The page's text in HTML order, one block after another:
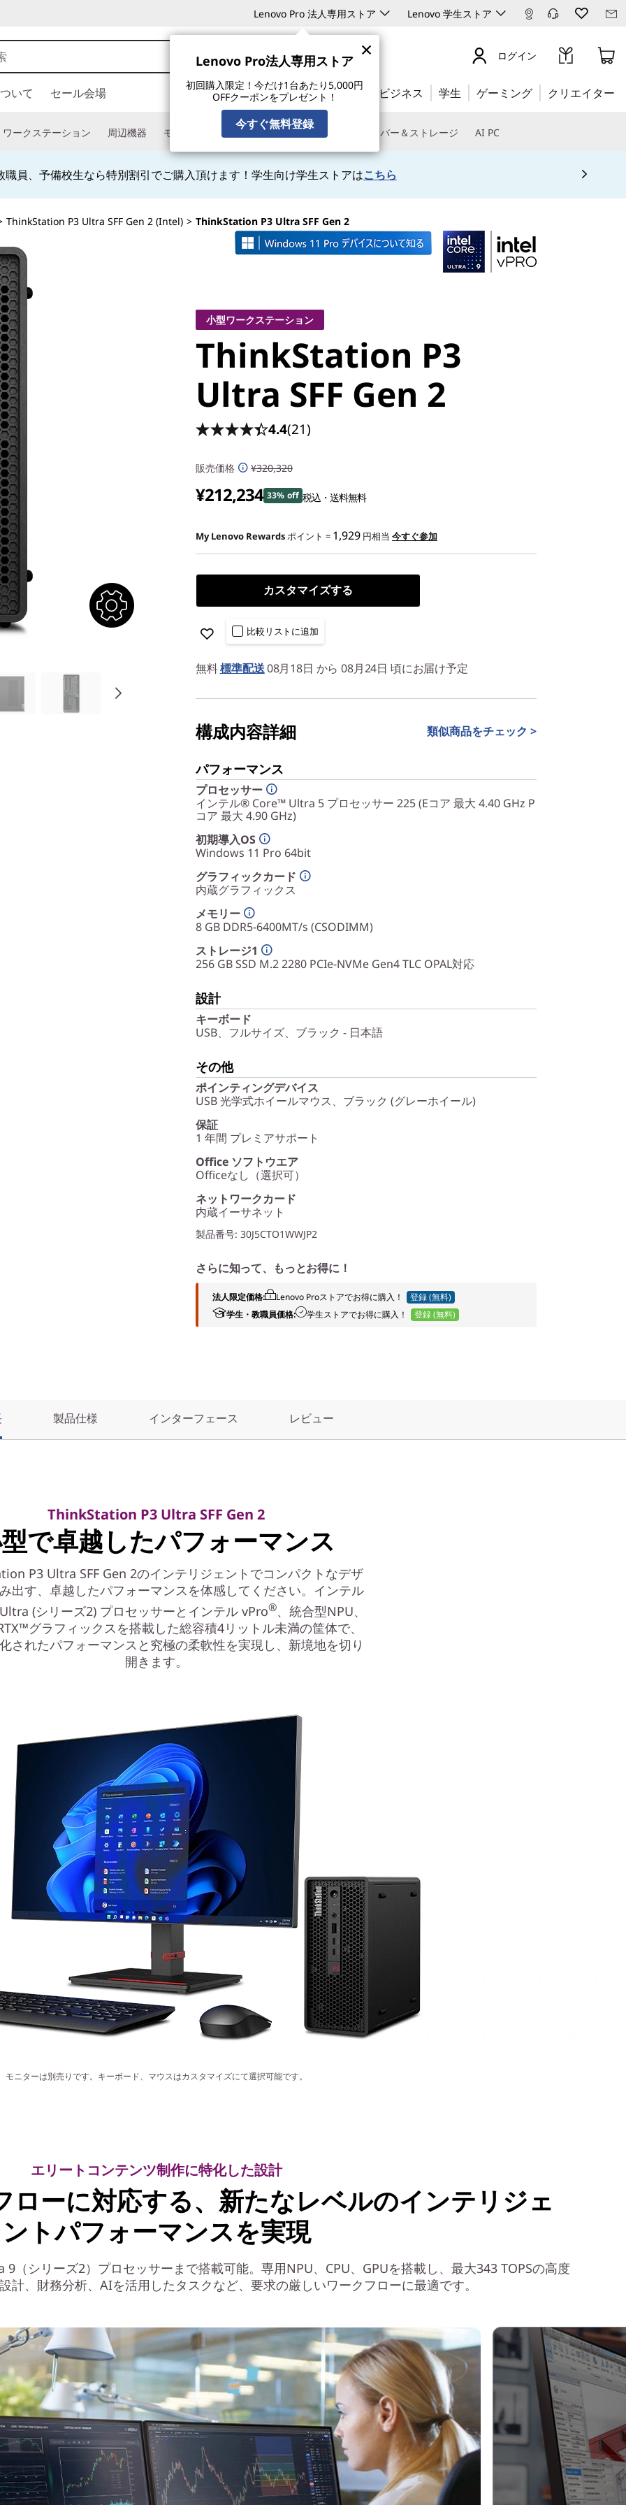
Lenovo Pro 法人専用ストア
×
Lenovo Pro法人専用ストア
初回購入限定！今だけ1台あたり5,000円
OFFクーポンをプレゼント！
今すぐ無料登録
Lenovo 学生ストア
ログイン
いて セール会場 ビジネス 学生 ゲーミング クリエイター
ワークステーション 周辺機器 モニター タブレット ソフトウェア サーバー＆ストレージ AI PC
職員、予備校生なら特別割引でご購入頂けます！学生向け学生ストアはこちら
ThinkStation P3 Ultra SFF Gen 2 (Intel) > ThinkStation P3 Ultra SFF Gen 2
小型ワークステーション
ThinkStation P3
Ultra SFF Gen 2
4.4(21)
販売価格 ¥320,320
¥212,234 33% off 税込・送料無料
My Lenovo Rewards ポイント = 1,929 円相当 今すぐ参加
カスタマイズする
比較リストに追加
無料標準配送08月18日 から 08月24日 頃にお届け予定
構成内容詳細 類似商品をチェック >
パフォーマンス
プロセッサー
インテル® Core™ Ultra 5 プロセッサー 225 (Eコア 最大 4.40 GHz P
コア 最大 4.90 GHz)
初期導入OS
Windows 11 Pro 64bit
グラフィックカード
内蔵グラフィックス
メモリー
8 GB DDR5-6400MT/s (CSODIMM)
ストレージ1
256 GB SSD M.2 2280 PCIe-NVMe Gen4 TLC OPAL対応
設計
キーボード
USB、フルサイズ、ブラック - 日本語
その他
ポインティングデバイス
USB 光学式ホイールマウス、ブラック (グレーホイール)
保証
1 年間 プレミアサポート
Office ソフトウエア
Officeなし（選択可）
ネットワークカード
内蔵イーサネット
製品番号: 30J5CTO1WWJP2
さらに知って、もっとお得に！
法人限定価格: Lenovo Proストアでお得に購入！
登録 (無料)
学生・教職員価格:
学生ストアでお得に購入！ 登録 (無料)
製品仕様 インターフェース レビュー
モニターは別売りです。キーボード、マウスはカスタマイズにて選択可能です。
ThinkStation P3 Ultra SFF Gen 2
で卓越したパフォーマンス
P3 Ultra SFF Gen 2のインテリジェントでコンパクトなデザ
出す、卓越したパフォーマンスを体感してください。インテル
(シリーズ2) プロセッサーとインテル vPro®、統合型NPU、
グラフィックスを搭載した総容積4リットル未満の筐体で、
されたパフォーマンスと究極の柔軟性を実現し、新境地を切り
開きます。
エリートコンテンツ制作に特化した設計
ローに対応する、新たなレベルのインテリジェ
ントパフォーマンスを実現
（シリーズ2）プロセッサーまで搭載可能。専用NPU、CPU、GPUを搭載し、最大343 TOPSの高度
計、財務分析、AIを活用したタスクなど、要求の厳しいワークフローに最適です。